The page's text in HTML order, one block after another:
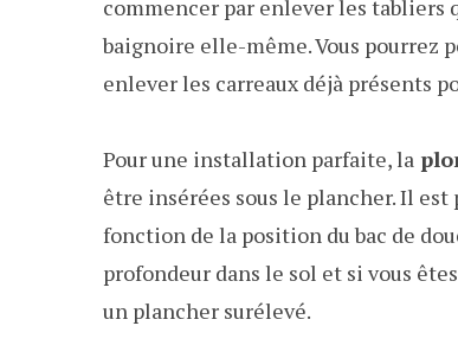
commencer par enlever les
baignoire elle-même. Vous pourrez
enlever les carreaux déjà présents
Pour une installation parfaite, la
être insérées sous le plancher. Il
fonction de la position du bac de
profondeur dans le sol et si vous
un plancher surélevé.